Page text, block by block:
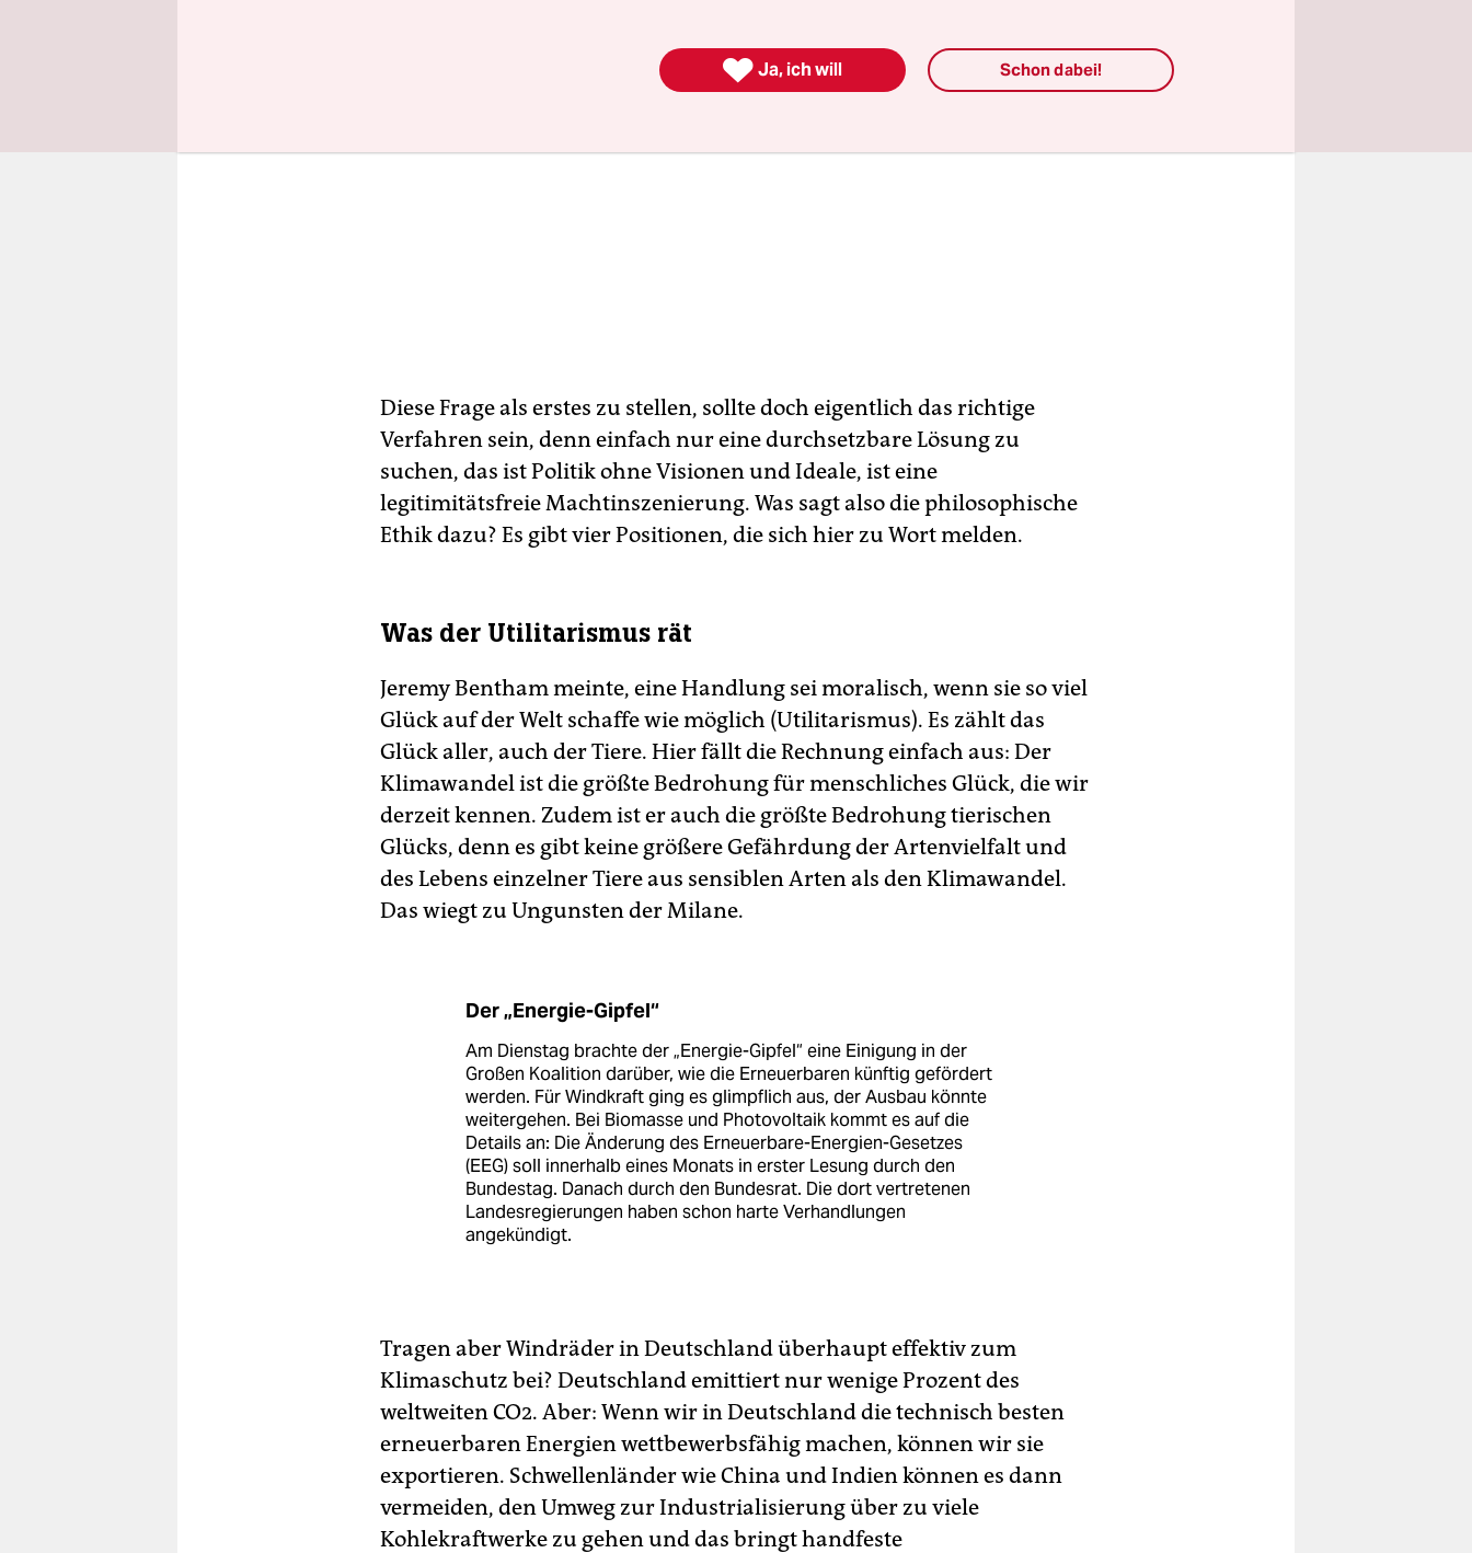
Diese Frage als erstes zu stellen, sollte doch eigentlich das richtige
Verfahren sein, denn einfach nur eine durchsetzbare Lösung zu
suchen, das ist Politik ohne Visionen und Ideale, ist eine
legitimitätsfreie Machtinszenierung. Was sagt also die philosophische
Ethik dazu? Es gibt vier Positionen, die sich hier zu Wort melden.
Was der Utilitarismus rät
Jeremy Bentham meinte, eine Handlung sei moralisch, wenn sie so viel
Glück auf der Welt schaffe wie möglich (Utilitarismus). Es zählt das
Glück aller, auch der Tiere. Hier fällt die Rechnung einfach aus: Der
Klimawandel ist die größte Bedrohung für menschliches Glück, die wir
derzeit kennen. Zudem ist er auch die größte Bedrohung tierischen
Glücks, denn es gibt keine größere Gefährdung der Artenvielfalt und
des Lebens einzelner Tiere aus sensiblen Arten als den Klimawandel.
Das wiegt zu Ungunsten der Milane.
Der „Energie-Gipfel“
Am Dienstag brachte der „Energie-Gipfel“ eine Einigung in der
Großen Koalition darüber, wie die Erneuerbaren künftig gefördert
werden. Für Windkraft ging es glimpflich aus, der Ausbau könnte
weitergehen. Bei Biomasse und Photovoltaik kommt es auf die
Details an: Die Änderung des Erneuerbare-Energien-Gesetzes
(EEG) soll innerhalb eines Monats in erster Lesung durch den
Bundestag. Danach durch den Bundesrat. Die dort vertretenen
Landesregierungen haben schon harte Verhandlungen
angekündigt.
Tragen aber Windräder in Deutschland überhaupt effektiv zum
Klimaschutz bei? Deutschland emittiert nur wenige Prozent des
weltweiten CO2. Aber: Wenn wir in Deutschland die technisch besten
erneuerbaren Energien wettbewerbsfähig machen, können wir sie
exportieren. Schwellenländer wie China und Indien können es dann
vermeiden, den Umweg zur Industrialisierung über zu viele
Kohlekraftwerke zu gehen und das bringt handfeste
 Ja, ich will Schon dabei!